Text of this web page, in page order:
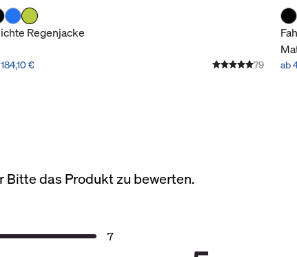
Regenjacke
€ 79 ab
Bitte das Produkt zu bewerten.
7